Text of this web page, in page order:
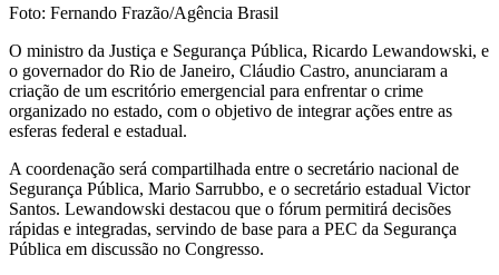
Foto: Fernando Frazão/Agência Brasil
O ministro da Justiça e Segurança Pública, Ricardo Lewandowski, e
o governador do Rio de Janeiro, Cláudio Castro, anunciaram a
criação de um escritório emergencial para enfrentar o crime
organizado no estado, com o objetivo de integrar ações entre as
esferas federal e estadual.
A coordenação será compartilhada entre o secretário nacional de
Segurança Pública, Mario Sarrubbo, e o secretário estadual Victor
Santos. Lewandowski destacou que o fórum permitirá decisões
rápidas e integradas, servindo de base para a PEC da Segurança
Pública em discussão no Congresso.